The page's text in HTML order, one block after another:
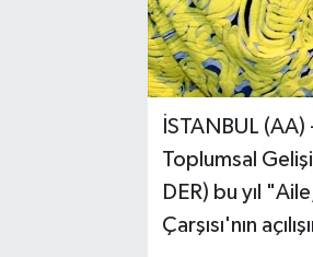
İSTANBUL
Toplumsal
DER) bu yıl
Çarşısı'nın